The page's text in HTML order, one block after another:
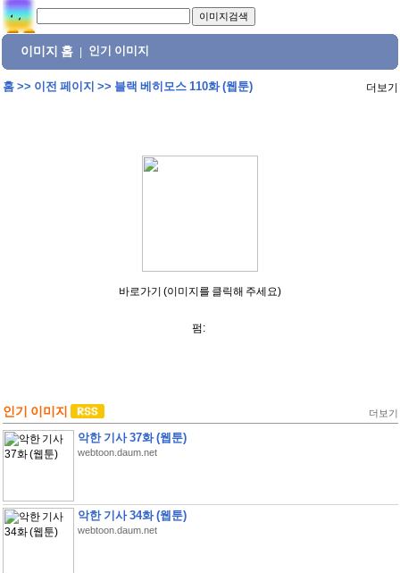
이미지 홈 인기 이미지
홈>> 이전 페이지 >> 블랙 베히모스 110화 (웹툰) 더보기
바로가기 (이미지를 클릭해 주세요)
펌:
인기 이미지 더보기
악한 기사 37화 (웹툰)
webtoon.daum.net
악한 기사 34화 (웹툰)
webtoon.daum.net